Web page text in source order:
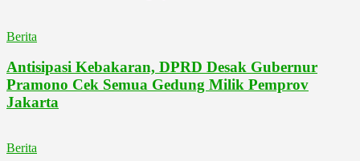
Berita
Antisipasi Kebakaran, DPRD Desak Gubernur
Pramono Cek Semua Gedung Milik Pemprov
Jakarta
Berita